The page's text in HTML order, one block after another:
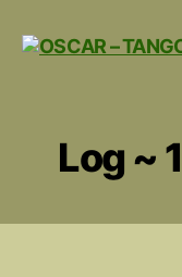
Log ~